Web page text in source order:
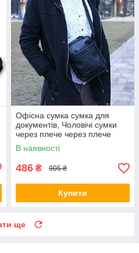
Офісна сумка сумка для
документів, Чоловічі сумки
через плече через плече
кежуал чоловіча IM-14
В наявності
486 ₴ 905 ₴
Купити
ще